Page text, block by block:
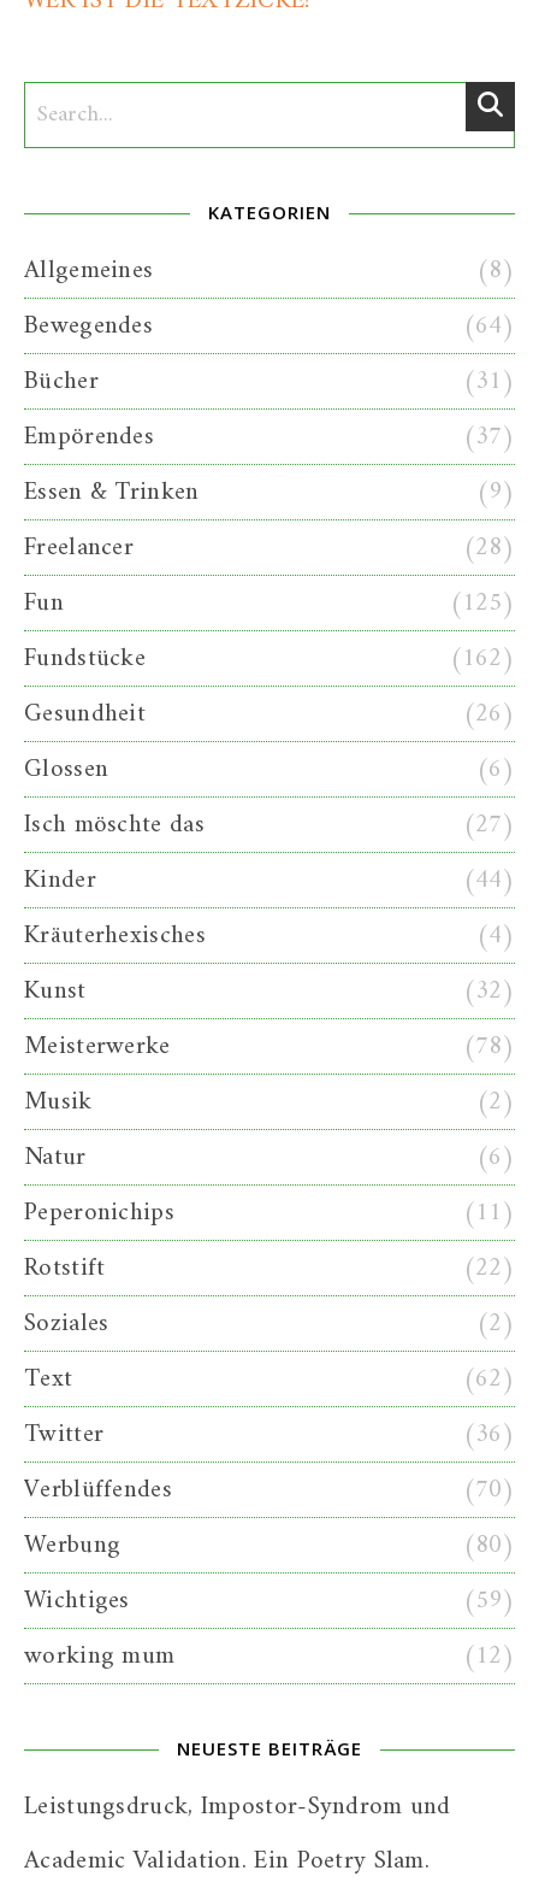
KATEGORIEN
Allgemeines
(8)
Bewegendes
(64)
Bücher
(31)
Empörendes
(37)
Essen & Trinken
(9)
Freelancer
(28)
Fun
(125)
Fundstücke
(162)
Gesundheit
(26)
Glossen
(6)
Isch möschte das
(27)
Kinder
(44)
Kräuterhexisches
(4)
Kunst
(32)
Meisterwerke
(78)
Musik
(2)
Natur
(6)
Peperonichips
(11)
Rotstift
(22)
Soziales
(2)
Text
(62)
Twitter
(36)
Verblüffendes
(70)
Werbung
(80)
Wichtiges
(59)
working mum
(12)
NEUESTE BEITRÄGE
Leistungsdruck, Impostor-Syndrom und
Academic Validation. Ein Poetry Slam.